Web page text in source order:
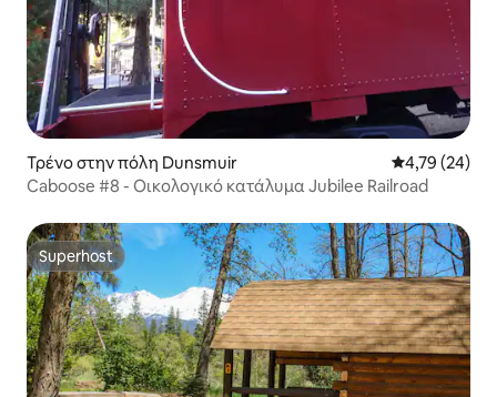
Τρένο στην πόλη Dunsmuir Μέση
4,79 (24)
Caboose #8 - Οικολογικό κατάλυμα Jubilee Railroad
Superhost
Superhost